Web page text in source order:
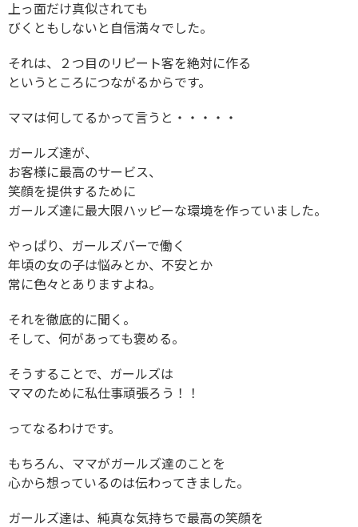
上っ面だけ真似されても
びくともしないと自信満々でした。
それは、２つ目のリピート客を絶対に作る
というところにつながるからです。
ママは何してるかって言うと・・・・・
ガールズ達が、
お客様に最高のサービス、
笑顔を提供するために
ガールズ達に最大限ハッピーな環境を作っていました。
やっぱり、ガールズバーで働く
年頃の女の子は悩みとか、不安とか
常に色々とありますよね。
それを徹底的に聞く。
そして、何があっても褒める。
そうすることで、ガールズは
ママのために私仕事頑張ろう！！
ってなるわけです。
もちろん、ママがガールズ達のことを
心から想っているのは伝わってきました。
ガールズ達は、純真な気持ちで最高の笑顔を